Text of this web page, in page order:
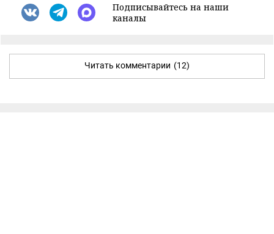
Подписывайтесь на наши
каналы
Читать комментарии (12)